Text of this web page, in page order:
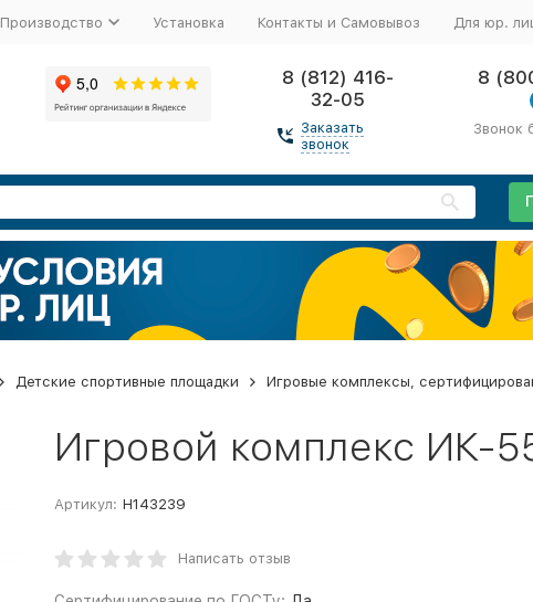
Производство Установка Контакты и Самовывоз Для юр.
8 (812) 416-
32-05
Заказать
звонок
8
Звонок
Детские спортивные площадки Игровые комплексы,
Игровой комплекс ИК-
Артикул: Н143239
Написать отзыв